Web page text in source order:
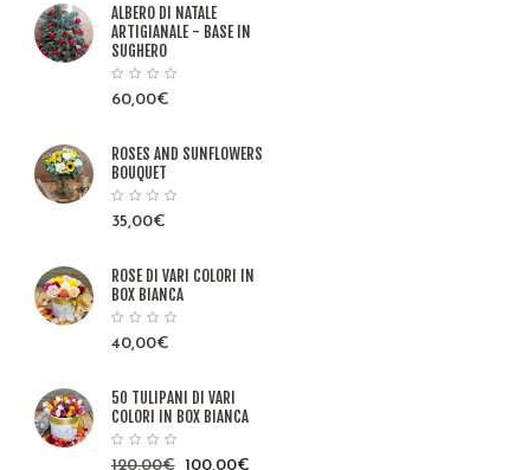
ALBERO DI NATALE
ARTIGIANALE - BASE IN
SUGHERO
60,00€
ROSES AND SUNFLOWERS
BOUQUET
35,00€
ROSE DI VARI COLORI IN
BOX BIANCA
40,00€
50 TULIPANI DI VARI
COLORI IN BOX BIANCA
120,00€ 100,00€